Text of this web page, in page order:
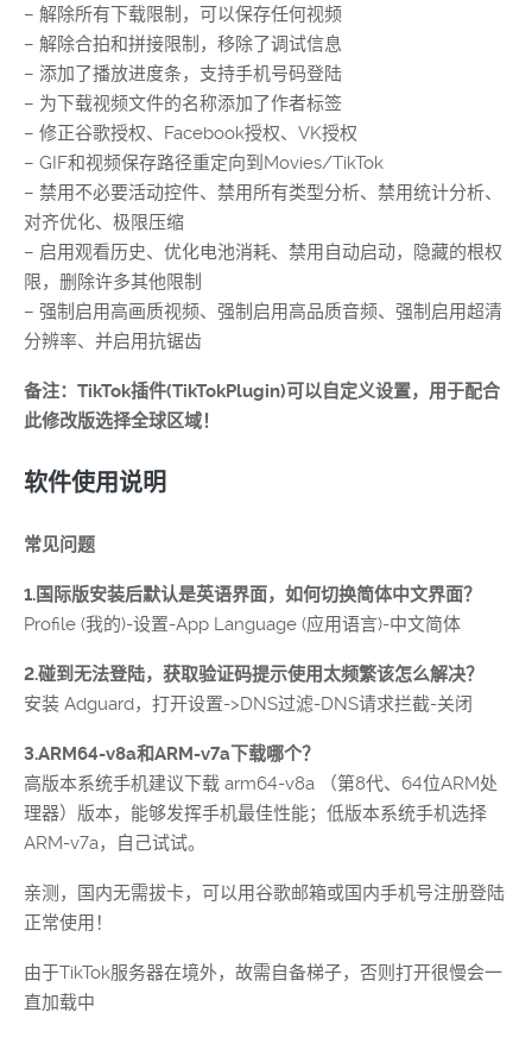
– 解除所有下载限制，可以保存任何视频
– 解除合拍和拼接限制，移除了调试信息
– 添加了播放进度条，支持手机号码登陆
– 为下载视频文件的名称添加了作者标签
– 修正谷歌授权、Facebook授权、VK授权
– GIF和视频保存路径重定向到Movies/TikTok
– 禁用不必要活动控件、禁用所有类型分析、禁用统计分析、
对齐优化、极限压缩
– 启用观看历史、优化电池消耗、禁用自动启动，隐藏的根权
限，删除许多其他限制
– 强制启用高画质视频、强制启用高品质音频、强制启用超清
分辨率、并启用抗锯齿
备注：TikTok插件(TikTokPlugin)可以自定义设置，用于配合
此修改版选择全球区域！
软件使用说明
常见问题
1.国际版安装后默认是英语界面，如何切换简体中文界面？
Profile (我的)-设置-App Language (应用语言)-中文简体
2.碰到无法登陆，获取验证码提示使用太频繁该怎么解决？
安装 Adguard，打开设置->DNS过滤-DNS请求拦截-关闭
3.ARM64-v8a和ARM-v7a下载哪个？
高版本系统手机建议下载 arm64-v8a （第8代、64位ARM处
理器）版本，能够发挥手机最佳性能；低版本系统手机选择
ARM-v7a，自己试试。
亲测，国内无需拔卡，可以用谷歌邮箱或国内手机号注册登陆
正常使用！
由于TikTok服务器在境外，故需自备梯子，否则打开很慢会一
直加载中